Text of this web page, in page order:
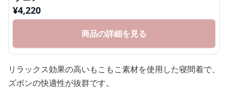
¥4,220
商品の詳細を見る
リラックス効果の高いもこもこ素材を使用した寝間着で、
ズボンの快適性が抜群です。